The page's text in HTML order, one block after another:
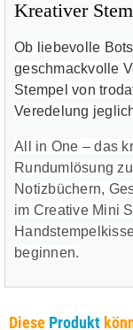
Kreativer
Ob liebevolle
geschmackvolle
Stempel von
Veredelung
All in One – das
Rundumlösung
Notizbüchern,
im Creative Mini
beginnen.
Diese Produkt